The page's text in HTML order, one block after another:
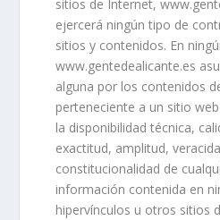
sitios de Internet,
ejercerá ningún tipo de
sitios y contenidos. En
www.gentedealicante.es
alguna por los contenidos
perteneciente a un sitio
la disponibilidad técnica,
exactitud, amplitud,
constitucionalidad de
información contenida en
hipervínculos u otros sitios